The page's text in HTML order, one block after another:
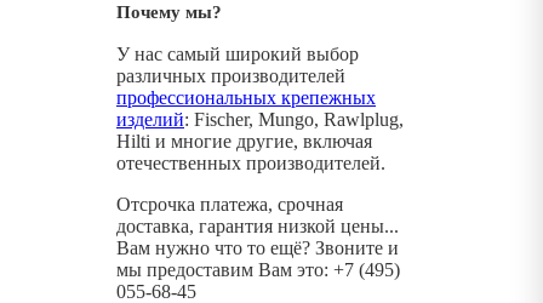
Почему мы?
У нас самый широкий выбор
различных производителей
профессиональных крепежных
изделий: Fischer, Mungo, Rawlplug,
Hilti и многие другие, включая
отечественных производителей.
Отсрочка платежа, срочная
доставка, гарантия низкой цены...
Вам нужно что то ещё? Звоните и
мы предоставим Вам это: +7 (495)
055-68-45